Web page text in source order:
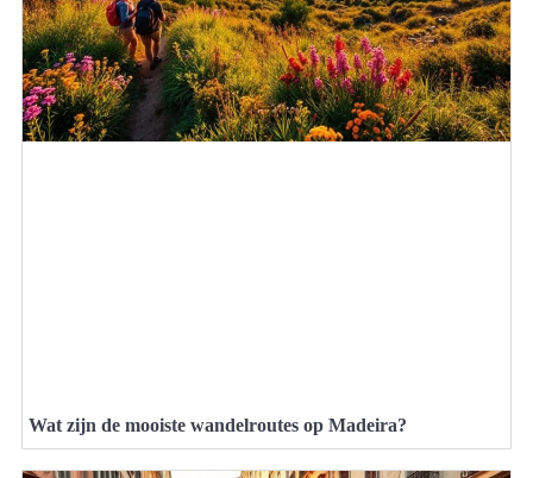
Wat zijn de mooiste wandelroutes op Madeira?